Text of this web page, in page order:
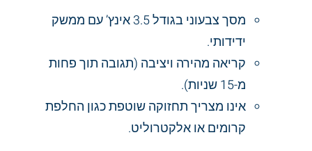
מסך צבעוני בגודל 3.5 אינץ’ עם ממשק
ידידותי.
קריאה מהירה ויציבה (תגובה תוך פחות
מ-15 שניות).
אינו מצריך תחזוקה שוטפת כגון החלפת
קרומים או אלקטרוליט.